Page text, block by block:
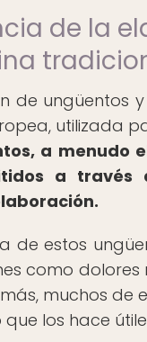
de la
de ungüentos
utilizada
a menudo
a través
de estos
como
muchos
que los hace